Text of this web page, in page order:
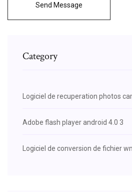
Send Message
Category
Logiciel de recuperation photos
Adobe flash player android 4.0 3
Logiciel de conversion de fichier